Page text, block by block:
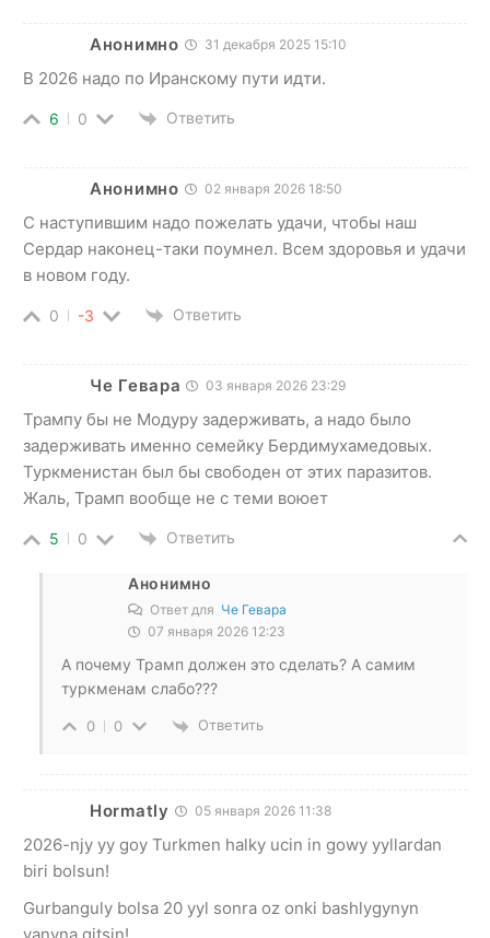
Анонимно 31 декабря 2025 15:10
В 2026 надо по Иранскому пути идти.
6 0 Ответить
Анонимно 02 января 2026 18:50
С наступившим надо пожелать удачи, чтобы наш
Сердар наконец-таки поумнел. Всем здоровья и удачи
в новом году.
0 -3 Ответить
Че Гевара 03 января 2026 23:29
Трампу бы не Модуру задерживать, а надо было
задерживать именно семейку Бердимухамедовых.
Туркменистан был бы свободен от этих паразитов.
Жаль, Трамп вообще не с теми воюет
5 0 Ответить
Анонимно
Ответ для Че Гевара
07 января 2026 12:23
А почему Трамп должен это сделать? А самим
туркменам слабо???
0 0 Ответить
Hormatly 05 января 2026 11:38
2026-njy yy goy Turkmen halky ucin in gowy yyllardan
biri bolsun!
Gurbanguly bolsa 20 yyl sonra oz onki bashlygynyn
yanyna gitsin!